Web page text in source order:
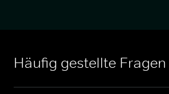
Häufig gestellte Fragen